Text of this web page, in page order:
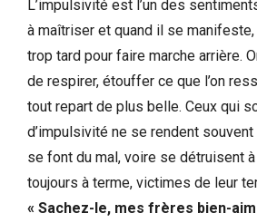
L’impulsivité est l’un des
à maîtriser et quand il se
trop tard pour faire marche arrière.
de respirer, étouffer ce que l’on
tout repart de plus belle. Ceux qui
d’impulsivité ne se rendent souvent
se font du mal, voire se détruisent
toujours à terme, victimes de leur
« Sachez-le, mes frères bien-